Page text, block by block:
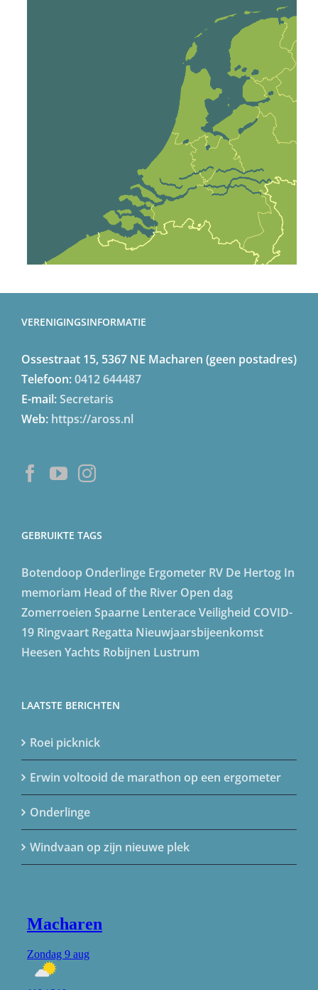
VERENIGINGSINFORMATIE
Ossestraat 15, 5367 NE Macharen (geen postadres)
Telefoon:0412 644487
E-mail:Secretaris
Web: https://aross.nl
GEBRUIKTE TAGS
Botendoop Onderlinge Ergometer RV De Hertog In
memoriam Head of the River Open dag
Zomerroeien Spaarne LenteraceVeiligheid COVID-
19 Ringvaart Regatta Nieuwjaarsbijeenkomst
Heesen Yachts Robijnen Lustrum
LAATSTE BERICHTEN
Roei picknick
Erwin voltooid de marathon op een ergometer
Onderlinge
Windvaan op zijn nieuwe plek